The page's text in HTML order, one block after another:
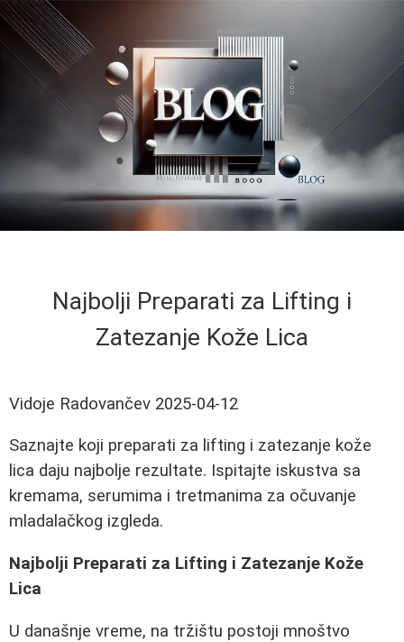
Najbolji Preparati za Lifting i
Zatezanje Kože Lica
Vidoje Radovančev 2025-04-12
Saznajte koji preparati za lifting i zatezanje kože
lica daju najbolje rezultate. Ispitajte iskustva sa
kremama, serumima i tretmanima za očuvanje
mladalačkog izgleda.
Najbolji Preparati za Lifting i Zatezanje Kože
Lica
U današnje vreme, na tržištu postoji mnoštvo